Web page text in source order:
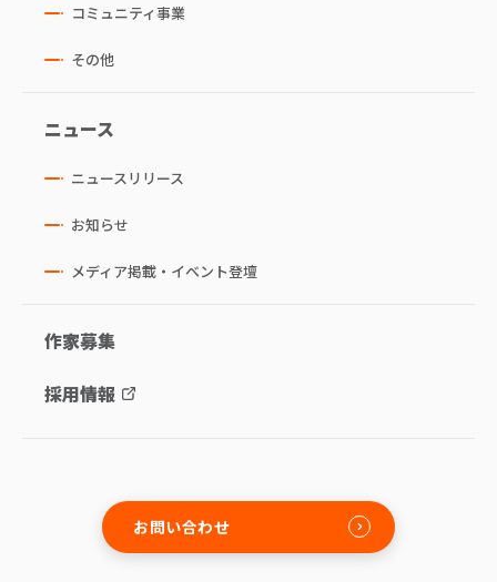
コミュニティ事業
その他
ニュース
ニュースリリース
お知らせ
メディア掲載・イベント登壇
作家募集
採用情報
お問い合わせ